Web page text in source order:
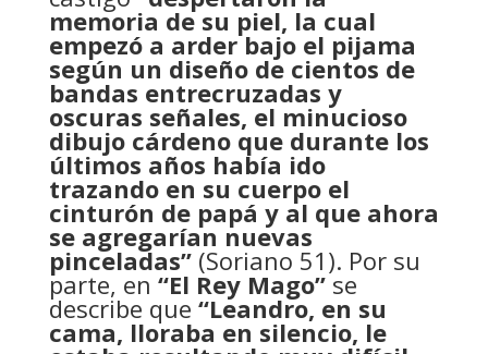
memoria de su piel, la cual
empezó a arder bajo el pijama
según un diseño de cientos de
bandas entrecruzadas y
oscuras señales, el minucioso
dibujo cárdeno que durante los
últimos años había ido
trazando en su cuerpo el
cinturón de papá y al que ahora
se agregarían nuevas
pinceladas”(Soriano 51). Por su
parte, en “El Rey Mago”se
describe que “Leandro, en su
cama, lloraba en silencio, le